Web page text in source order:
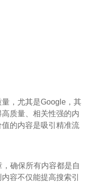
，尤其是Google，其
质量、相关性强的内
的内容是吸引精准流
确保所有内容都是自
容不仅能提高搜索引